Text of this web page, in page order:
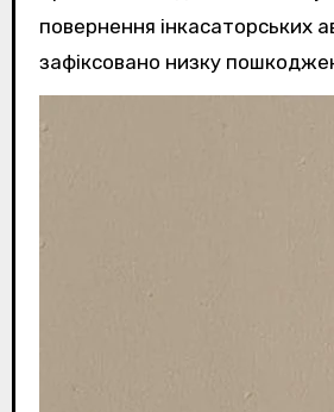
повернення інкасаторських
зафіксовано низку